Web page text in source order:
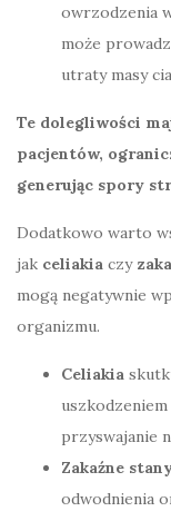
owrzodzenia
może
utraty masy
Te dolegliwości
pacjentów,
generując spory
Dodatkowo warto
jak celiakia czy
mogą negatywnie
organizmu.
Celiakia
przyswajanie
Zakaźne
odwodnienia